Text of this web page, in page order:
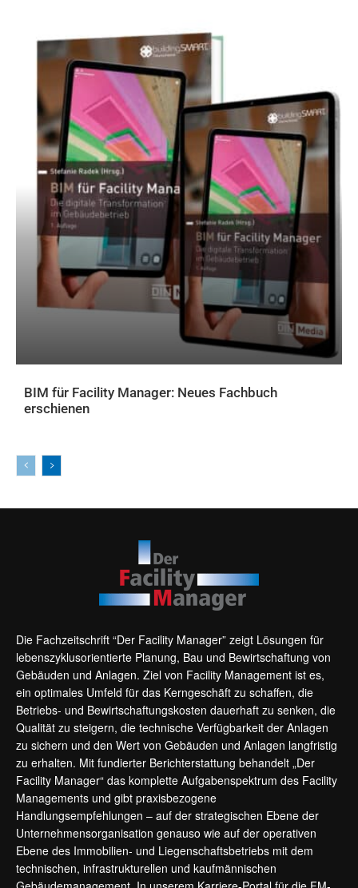
BIM für Facility Manager: Neues Fachbuch
erschienen
Die Fachzeitschrift “Der Facility Manager” zeigt Lösungen für
lebenszyklusorientierte Planung, Bau und Bewirtschaftung von
Gebäuden und Anlagen. Ziel von Facility Management ist es,
ein optimales Umfeld für das Kerngeschäft zu schaffen, die
Betriebs- und Bewirtschaftungskosten dauerhaft zu senken, die
Qualität zu steigern, die technische Verfügbarkeit der Anlagen
zu sichern und den Wert von Gebäuden und Anlagen langfristig
zu erhalten. Mit fundierter Berichterstattung behandelt „Der
Facility Manager“ das komplette Aufgabenspektrum des Facility
Managements und gibt praxisbezogene
Handlungsempfehlungen – auf der strategischen Ebene der
Unternehmensorganisation genauso wie auf der operativen
Ebene des Immobilien- und Liegenschaftsbetriebs mit dem
technischen, infrastrukturellen und kaufmännischen